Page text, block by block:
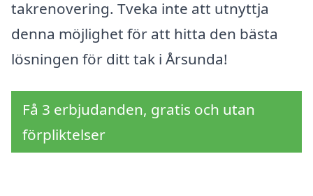
takrenovering. Tveka inte att utnyttja
denna möjlighet för att hitta den bästa
lösningen för ditt tak i Årsunda!
Få 3 erbjudanden, gratis och utan
förpliktelser